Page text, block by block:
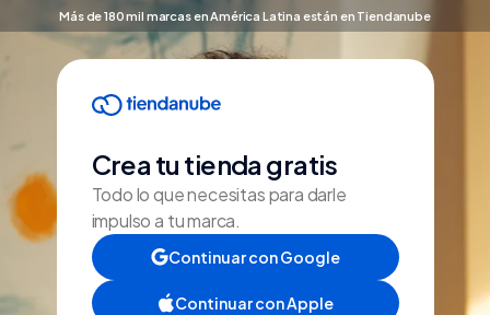
Más de 180 mil marcas en América Latina están en Tiendanube
Crea tu tienda gratis
Todo lo que necesitas para darle
impulso a tu marca.
Continuar con Google
Continuar con Apple